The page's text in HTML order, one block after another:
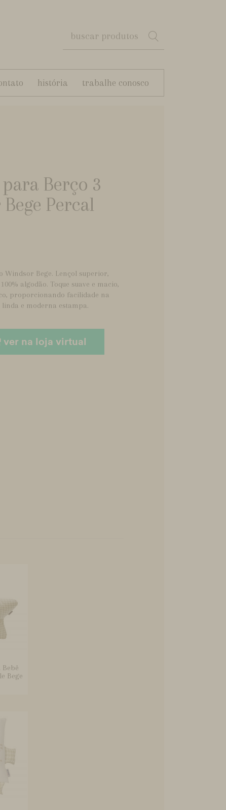
história trabalhe conosco
Berço 3
Percal
Windsor Bege. Lençol superior,
algodão. Toque suave e macio,
proporcionando facilidade na
linda e moderna estampa.
ver na loja virtual
Bege